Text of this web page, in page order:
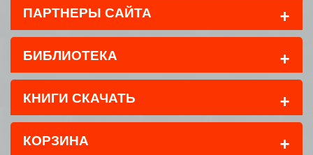
ПАРТНЕРЫ САЙТА +
БИБЛИОТЕКА +
КНИГИ СКАЧАТЬ +
КОРЗИНА +